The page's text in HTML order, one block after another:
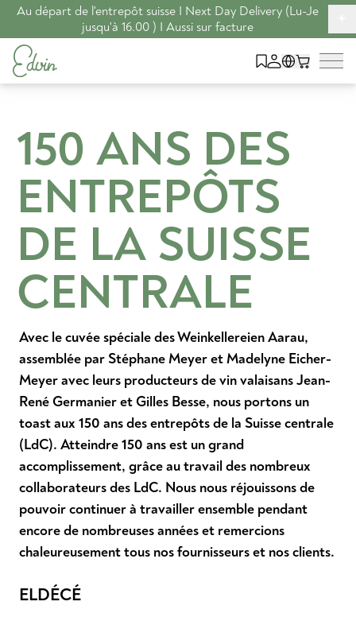
Au départ de l'entrepôt suisse I Next Day Delivery (Lu-Je
jusqu'à 16.00 ) I Aussi sur facture
150 ANS DES
ENTREPÔTS
DE LA SUISSE
CENTRALE
Avec le cuvée spéciale des Weinkellereien Aarau,
assemblée par Stéphane Meyer et Madelyne Eicher-
Meyer avec leurs producteurs de vin valaisans Jean-
René Germanier et Gilles Besse, nous portons un
toast aux 150 ans des entrepôts de la Suisse centrale
(LdC). Atteindre 150 ans est un grand
accomplissement, grâce au travail des nombreux
collaborateurs des LdC. Nous nous réjouissons de
pouvoir continuer à travailler ensemble pendant
encore de nombreuses années et remercions
chaleureusement tous nos fournisseurs et nos clients.
ELDÉCÉ